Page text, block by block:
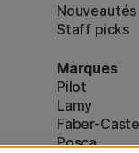
Nouveautés
Staff picks
Marques
Pilot
Lamy
Faber-
Posca